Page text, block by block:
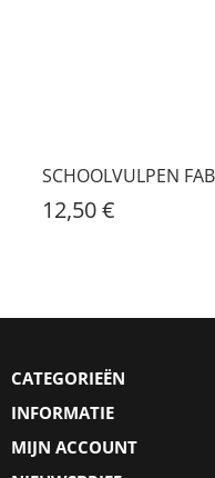
SCHOOLVULPEN
12,50 €
CATEGORIEËN
INFORMATIE
MIJN ACCOUNT